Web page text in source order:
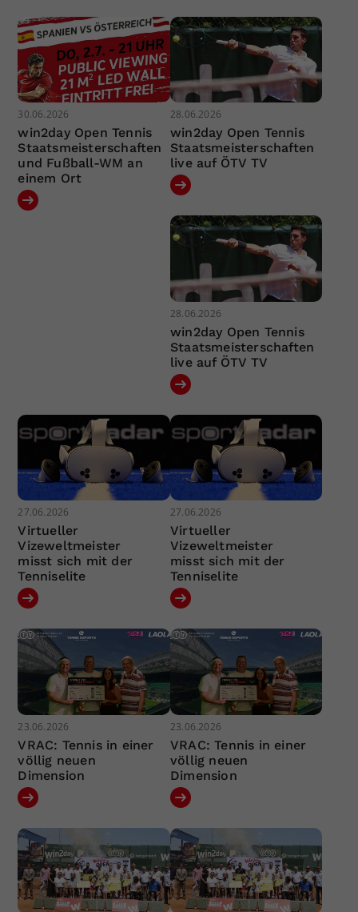
30.06.2026
win2day Open Tennis
Staatsmeisterschaften
und Fußball-WM an
einem Ort
28.06.2026
win2day Open Tennis
Staatsmeisterschaften
live auf ÖTV TV
28.06.2026
win2day Open Tennis
Staatsmeisterschaften
live auf ÖTV TV
27.06.2026
Virtueller
Vizeweltmeister
misst sich mit der
Tenniselite
27.06.2026
Virtueller
Vizeweltmeister
misst sich mit der
Tenniselite
23.06.2026
VRAC: Tennis in einer
völlig neuen
Dimension
23.06.2026
VRAC: Tennis in einer
völlig neuen
Dimension